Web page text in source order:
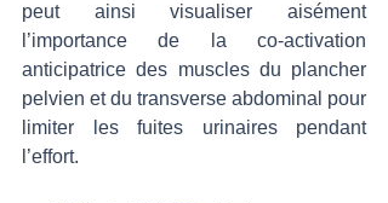
peut ainsi visualiser aisément
l’importance de la co-activation
anticipatrice des muscles du plancher
pelvien et du transverse abdominal pour
limiter les fuites urinaires pendant
l’effort.